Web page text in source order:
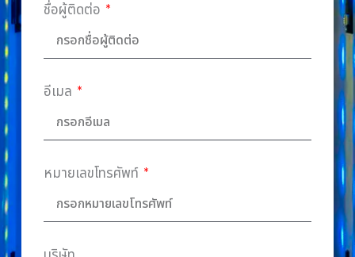
ชื่อผู้ติดต่อ
อีเมล
หมายเลขโทรศัพท์